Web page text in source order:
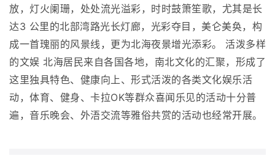
放，灯火阑珊，处处流光溢彩，时时鼓箫笙歌，尤其是长
达3 公里的北部湾路光长灯廊，光彩夺目，美仑美奂，构
成一首瑰丽的风景线，更为北海夜景增光添彩。 活泼多样
的文娱 北海居民来自各国各地，南北文化的汇聚，形成了
这里独具特色、健康向上、形式活泼的各类文化娱乐活
动，体育、健身、卡拉OK等群众喜闻乐见的活动十分普
遍，音乐晚会、外浯交流等雅俗共赏的活动也经常开展。